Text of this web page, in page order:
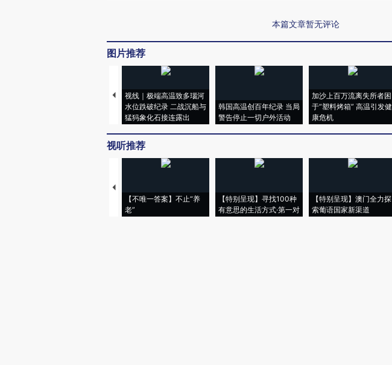
本篇文章暂无评论
图片推荐
视线｜极端高温致多瑙河
水位跌破纪录 二战沉船与
猛犸象化石接连露出
韩国高温创百年纪录 当局
警告停止一切户外活动
加沙上百万流离失所者困
于“塑料烤箱” 高温引发健
康危机
视听推荐
【不唯一答案】不止“养
老”
【特别呈现】寻找100种
有意思的生活方式·第一对
【特别呈现】澳门全力探
索葡语国家新渠道